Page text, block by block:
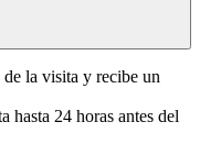
de la visita y recibe un
hasta 24 horas antes del